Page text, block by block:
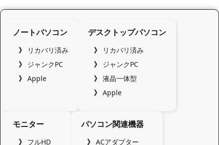
ノートパソコン
リカバリ済み
ジャンクPC
Apple
デスクトップパソコン
リカバリ済み
ジャンクPC
液晶一体型
Apple
モニター
フルHD
パソコン関連機器
ACアダプター